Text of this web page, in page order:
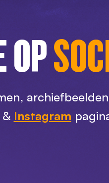
OP
Instagram